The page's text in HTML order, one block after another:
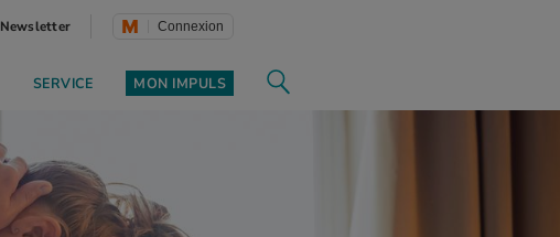
Newsletter Connexion
SERVICE MON IMPULS